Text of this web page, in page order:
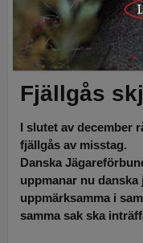
En ringmärkt fjällgås
sköts
Henrik Andersson
Fjällgås
I slutet av december
fjällgås av misstag.
Danska
uppmanar nu danska
uppmärksamma i
samma sak ska